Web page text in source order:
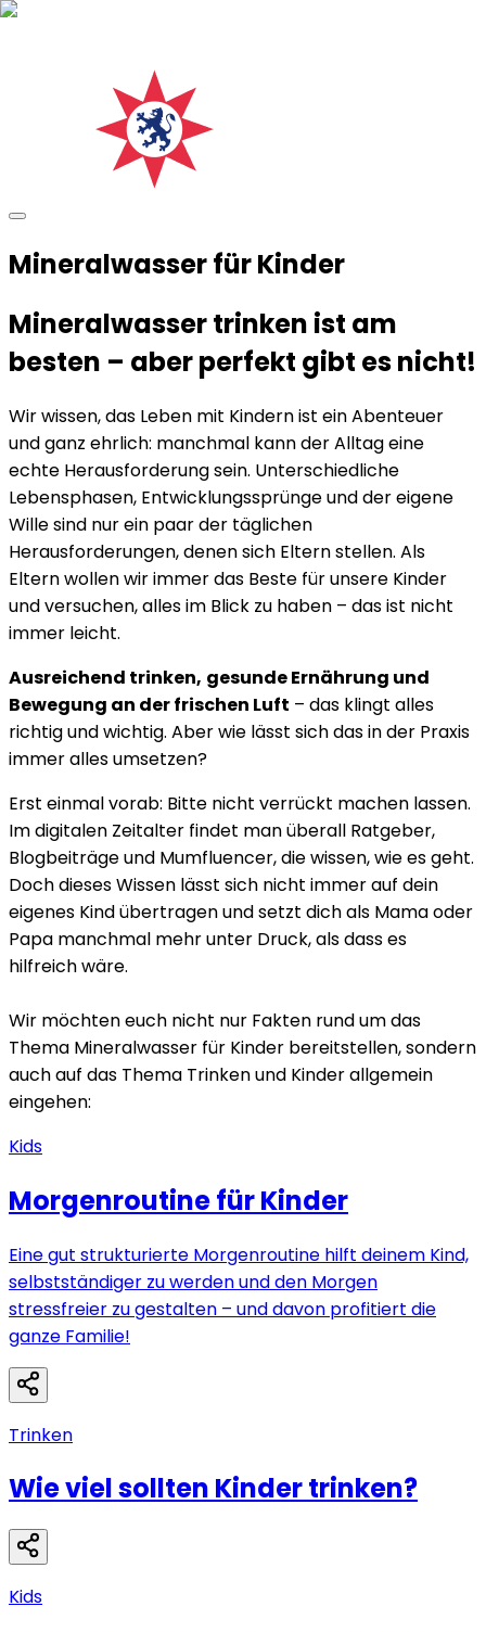
Mineralwasser für Kinder
Mineralwasser trinken ist am
besten – aber perfekt gibt es nicht!
Wir wissen, das Leben mit Kindern ist ein Abenteuer
und ganz ehrlich: manchmal kann der Alltag eine
echte Herausforderung sein. Unterschiedliche
Lebensphasen, Entwicklungssprünge und der eigene
Wille sind nur ein paar der täglichen
Herausforderungen, denen sich Eltern stellen. Als
Eltern wollen wir immer das Beste für unsere Kinder
und versuchen, alles im Blick zu haben – das ist nicht
immer leicht.
Ausreichend trinken, gesunde Ernährung und
Bewegung an der frischen Luft – das klingt alles
richtig und wichtig. Aber wie lässt sich das in der Praxis
immer alles umsetzen?
Erst einmal vorab: Bitte nicht verrückt machen lassen.
Im digitalen Zeitalter findet man überall Ratgeber,
Blogbeiträge und Mumfluencer, die wissen, wie es geht.
Doch dieses Wissen lässt sich nicht immer auf dein
eigenes Kind übertragen und setzt dich als Mama oder
Papa manchmal mehr unter Druck, als dass es
hilfreich wäre.
Wir möchten euch nicht nur Fakten rund um das
Thema Mineralwasser für Kinder bereitstellen, sondern
auch auf das Thema Trinken und Kinder allgemein
eingehen:
Kids
Morgenroutine für Kinder
Eine gut strukturierte Morgenroutine hilft deinem Kind,
selbstständiger zu werden und den Morgen
stressfreier zu gestalten – und davon profitiert die
ganze Familie!
Trinken
Wie viel sollten Kinder trinken?
Kids